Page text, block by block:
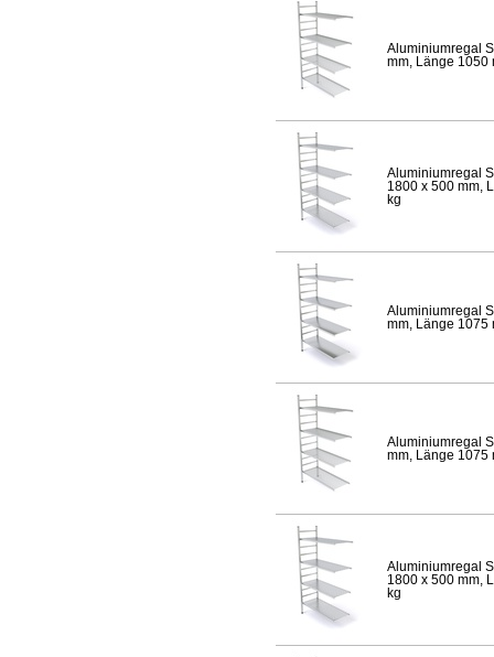
Aluminiumregal
mm, Länge 1050
Aluminiumregal
1800 x 500 mm,
kg
Aluminiumregal
mm, Länge 1075
Aluminiumregal
mm, Länge 1075
Aluminiumregal
1800 x 500 mm,
kg